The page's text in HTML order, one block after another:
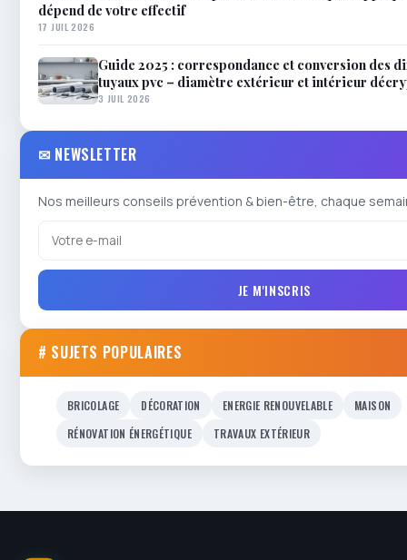
dépend de votre effectif
17 JUIL 2026
Guide 2025 : correspondance et conversion des
tuyaux pvc – diamètre extérieur et intérieur
3 JUIL 2026
✉ NEWSLETTER
Nos meilleurs conseils prévention & bien-être, chaque
JE M'INSCRIS
# SUJETS POPULAIRES
BRICOLAGE DÉCORATION ENERGIE RENOUVELABLE
MAISON
RÉNOVATION ÉNERGÉTIQUE
TRAVAUX EXTÉRIEUR